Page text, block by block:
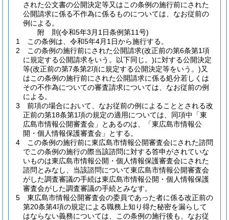
された公文書の公開決定等又はこの条例の施行前にされた
公開請求に係る不作為に係るものについては、なお従前の
例による。
附 則(令和5年3月1日条例第11号)
1
この条例は、令和5年4月1日から施行する。
2
この条例の施行前にされた公開請求(改正前の第6条第1項
に規定する公開請求をいう。以下同じ。)に対する公開決定
等(改正前の第7条第2項に規定する公開決定等をいう。)又
はこの条例の施行前にされた公開請求に係る処分若しくは
その不作為についての審査請求については、なお従前の例
による。
3
前項の場合において、なお従前の例によることとされる改
正前の第18条第1項の規定の適用については、同項中「東
広島市情報公開審査会」とあるのは、「東広島市情報公
開・個人情報保護審査会」とする。
4
この条例の施行前に東広島市情報公開審査会にされた諮問
でこの条例の施行の際当該諮問に対する答申がされていな
いものは東広島市情報公開・個人情報保護審査会にされた
諮問とみなし、当該諮問について東広島市情報公開審査会
がした調査審議の手続は東広島市情報公開・個人情報保護
審査会がした調査審議の手続とみなす。
5
東広島市情報公開審査会の委員であった者に係る改正前の
第20条第4項の規定による職務上知り得た秘密を漏らして
はならない義務については、この条例の施行後も、なお従